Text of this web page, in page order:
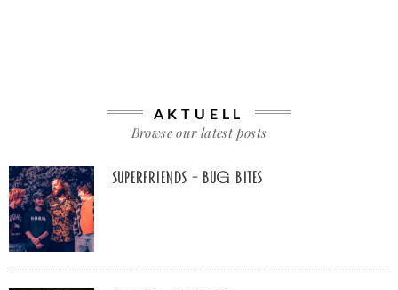
AKTUELL
Browse our latest posts
Superfriends – Bug Bites